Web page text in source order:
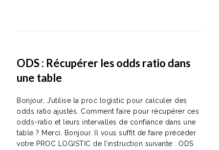
ODS : Récupérer les odds ratio dans
une table
Bonjour, J’utilise la proc logistic pour calculer des
odds ratio ajustés. Comment faire pour récupérer ces
odds-ratio et leurs intervalles de confiance dans une
table ? Merci. Bonjour. Il vous suffit de faire précéder
votre PROC LOGISTIC de l’instruction suivante : ODS